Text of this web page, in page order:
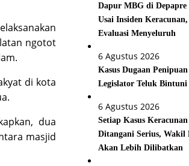
ngotot
di kota
dua
masjid
Dapur MBG di Depapre
Usai Insiden
Evaluasi Menyeluruh
6 Agustus 2026
Kasus Dugaan
Legislator Teluk
6 Agustus 2026
Setiap Kasus
Ditangani Serius, Wakil
Akan Lebih Dilibatkan